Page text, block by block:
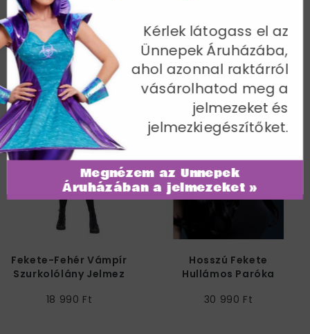
További termékek a kategóriában
Fekete-Fehér Vámpír
Szurkolólány Jelmez
18 990 Ft
Hosszú Fekete
Hullámos Paróka
30 990 Ft
Megnézem az Ünnepek
Áruházában a jelmezeket »
Kérlek látogass el az
Ünnepek Áruházába,
ahol azonnal raktárról
vásárolhatod meg a
jelmezeket és
jelmezkiegészítőket.